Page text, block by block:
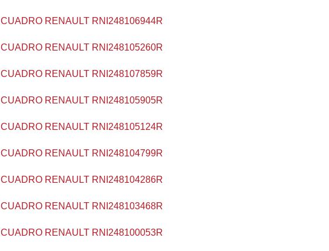
CUADRO RENAULT RNI248106944R
CUADRO RENAULT RNI248105260R
CUADRO RENAULT RNI248107859R
CUADRO RENAULT RNI248105905R
CUADRO RENAULT RNI248105124R
CUADRO RENAULT RNI248104799R
CUADRO RENAULT RNI248104286R
CUADRO RENAULT RNI248103468R
CUADRO RENAULT RNI248100053R